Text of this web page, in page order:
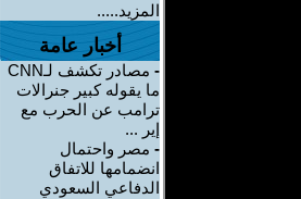
المزيد.....
أخبار عامة
-
مصادر تكشف لـCNN
ما يقوله كبير جنرالات
ترامب عن الحرب مع
إير ...
- مصر واحتمال
انضمامها للاتفاق
الدفاعي السعودي